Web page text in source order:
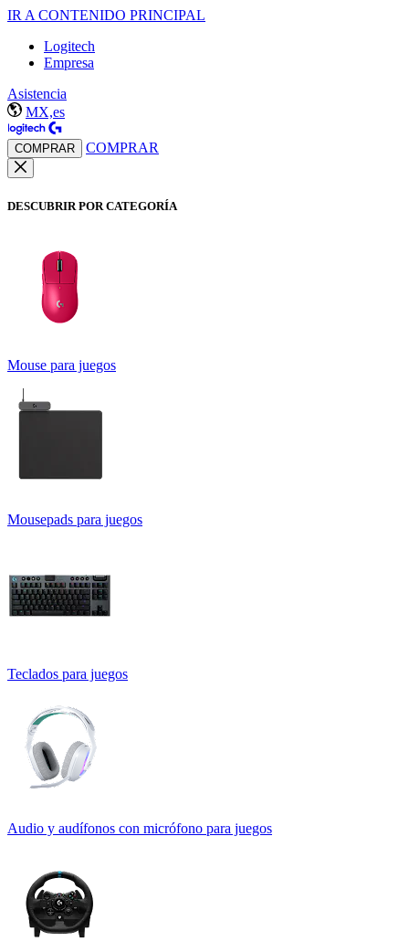
IR A CONTENIDO PRINCIPAL
Logitech
Empresa
Asistencia
MX,es
COMPRAR COMPRAR
DESCUBRIR POR CATEGORÍA
Mouse para juegos
Mousepads para juegos
Teclados para juegos
Audio y audífonos con micrófono para juegos